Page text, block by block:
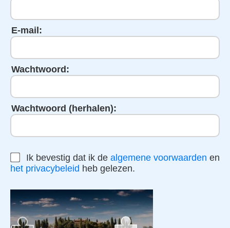
E-mail:
Wachtwoord:
Wachtwoord (herhalen):
Ik bevestig dat ik de algemene voorwaarden en
het privacybeleid heb gelezen.